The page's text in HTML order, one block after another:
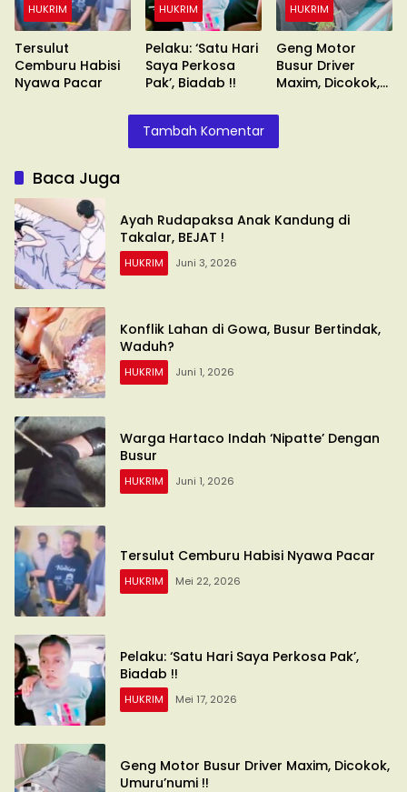
HUKRIM
Tersulut
Cemburu Habisi
Nyawa Pacar
HUKRIM
Pelaku: ‘Satu Hari
Saya Perkosa
Pak’, Biadab !!
HUKRIM
Geng Motor
Busur Driver
Maxim, Dicokok,
Tambah Komentar
Baca Juga
Ayah Rudapaksa Anak Kandung di
Takalar, BEJAT !
HUKRIM Juni 3, 2026
Konflik Lahan di Gowa, Busur Bertindak,
Waduh?
HUKRIM Juni 1, 2026
Warga Hartaco Indah ‘Nipatte’ Dengan
Busur
HUKRIM Juni 1, 2026
Tersulut Cemburu Habisi Nyawa Pacar
HUKRIM Mei 22, 2026
Pelaku: ‘Satu Hari Saya Perkosa Pak’,
Biadab !!
HUKRIM Mei 17, 2026
Geng Motor Busur Driver Maxim, Dicokok,
Umuru’numi !!